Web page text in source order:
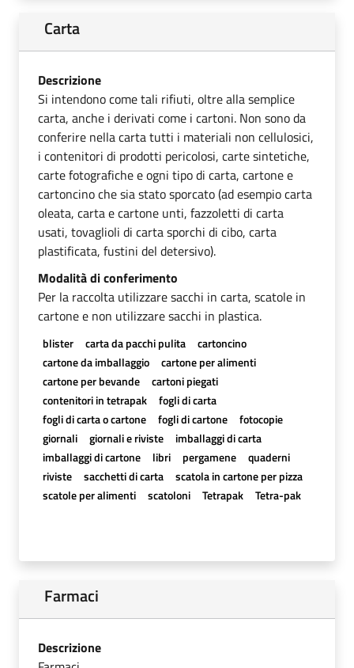
Carta
Descrizione
Si intendono come tali rifiuti, oltre alla semplice
carta, anche i derivati come i cartoni. Non sono da
conferire nella carta tutti i materiali non cellulosici,
i contenitori di prodotti pericolosi, carte sintetiche,
carte fotografiche e ogni tipo di carta, cartone e
cartoncino che sia stato sporcato (ad esempio carta
oleata, carta e cartone unti, fazzoletti di carta
usati, tovaglioli di carta sporchi di cibo, carta
plastificata, fustini del detersivo).
Modalità di conferimento
Per la raccolta utilizzare sacchi in carta, scatole in
cartone e non utilizzare sacchi in plastica.
blister carta da pacchi pulita
cartoncino
cartone da imballaggio
cartone per alimenti
cartone per bevande
cartoni piegati
contenitori in tetrapak
fogli di carta
fogli di carta o cartone
fogli di cartone
fotocopie
giornali
giornali e riviste
imballaggi di carta
imballaggi di cartone
libri pergamene
quaderni
riviste
sacchetti di carta
scatola in cartone per pizza
scatole per alimenti
scatoloni Tetrapak Tetra-pak
Farmaci
Descrizione